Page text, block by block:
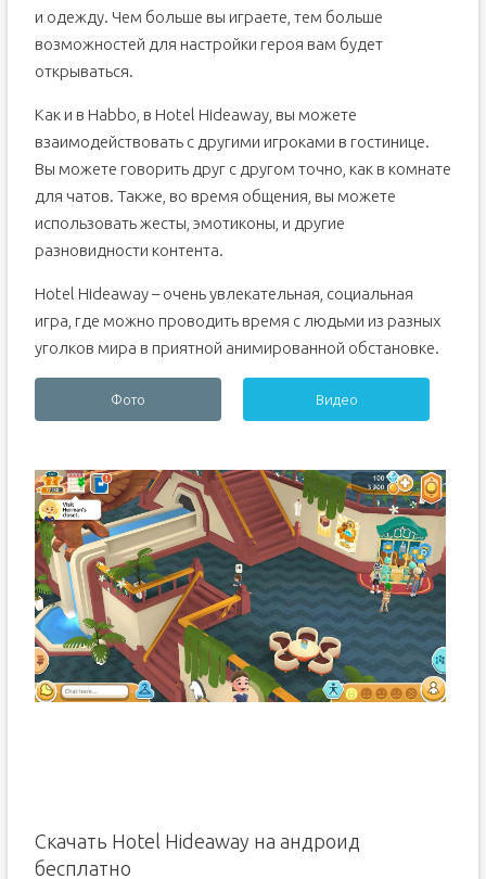
и одежду. Чем больше вы играете, тем больше
возможностей для настройки героя вам будет
открываться.
Как и в Habbo, в Hotel Hideaway, вы можете
взаимодействовать с другими игроками в гостинице.
Вы можете говорить друг с другом точно, как в комнате
для чатов. Также, во время общения, вы можете
использовать жесты, эмотиконы, и другие
разновидности контента.
Hotel Hideaway – очень увлекательная, социальная
игра, где можно проводить время с людьми из разных
уголков мира в приятной анимированной обстановке.
Фото Видео
Скачать Hotel Hideaway на андроид
бесплатно